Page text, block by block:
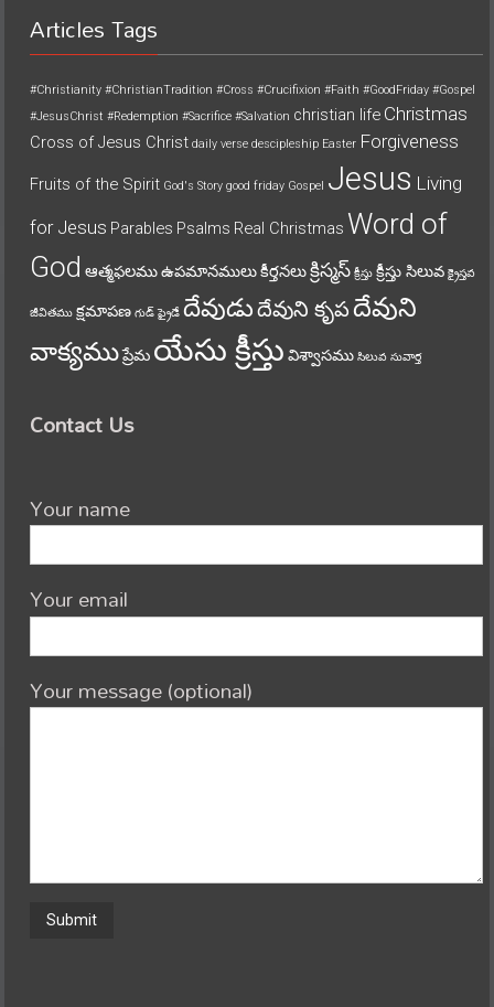
Articles Tags
#Christianity #ChristianTradition #Cross #Crucifixion #Faith #GoodFriday #Gospel
#JesusChrist #Redemption #Sacrifice #Salvation christian life Christmas
Cross of Jesus Christ daily verse descipleship Easter Forgiveness
Fruits of the Spirit God's Story good friday Gospel Jesus Living
for Jesus Parables Psalms Real Christmas Word of
God ఆత్మఫలముఉపమానములుకీర్తనలుక్రిస్మస్ క్రీస్తు క్రీస్తు సిలువ క్రైస్తవ
జీవితము క్షమాపణ గుడ్ ఫ్రైడే దేవుడుదేవుని కృపదేవుని
వాక్యముప్రేమ యేసు క్రీస్తు విశ్వాసము సిలువ సువార్త
Contact Us
Your name
Your email
Your message (optional)